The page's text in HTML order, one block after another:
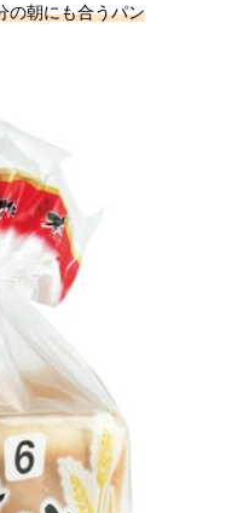
の朝にも合うパン